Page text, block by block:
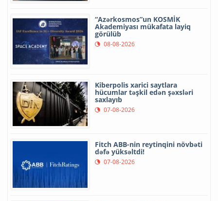
“Azərkosmos”un KOSMİK
Akademiyası mükafata layiq
görülüb
08-08-2026
Kiberpolis xarici saytlara
hücumlar təşkil edən şəxsləri
saxlayıb
07-08-2026
Fitch ABB-nin reytinqini növbəti
dəfə yüksəltdi!
07-08-2026